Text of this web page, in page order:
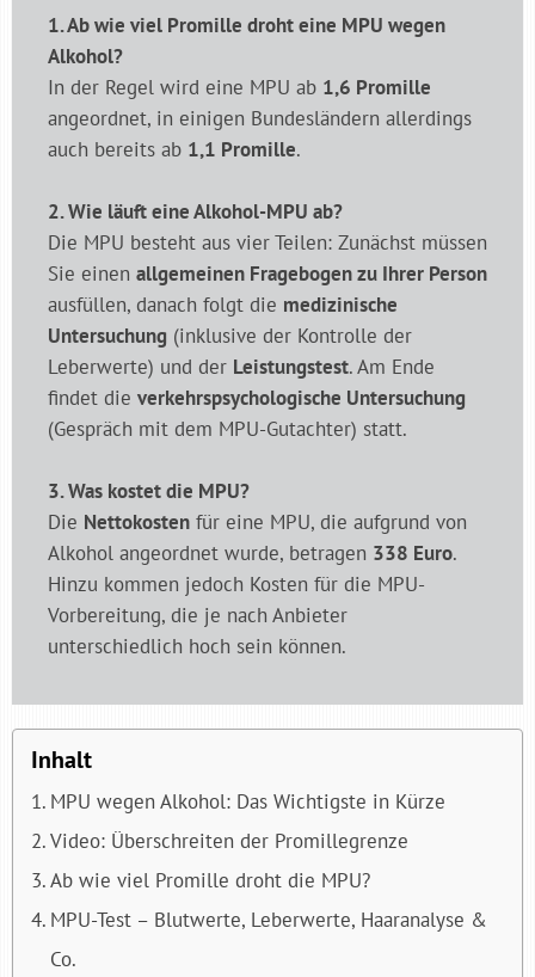
1. Ab wie viel Promille droht eine MPU wegen
Alkohol?
In der Regel wird eine MPU ab 1,6 Promille
angeordnet, in einigen Bundesländern allerdings
auch bereits ab 1,1 Promille.
2. Wie läuft eine Alkohol-MPU ab?
Die MPU besteht aus vier Teilen: Zunächst müssen
Sie einen allgemeinen Fragebogen zu Ihrer Person
ausfüllen, danach folgt die medizinische
Untersuchung (inklusive der Kontrolle der
Leberwerte) und der Leistungstest. Am Ende
findet die verkehrspsychologische Untersuchung
(Gespräch mit dem MPU-Gutachter) statt.
3. Was kostet die MPU?
Die Nettokosten für eine MPU, die aufgrund von
Alkohol angeordnet wurde, betragen 338 Euro.
Hinzu kommen jedoch Kosten für die MPU-
Vorbereitung, die je nach Anbieter
unterschiedlich hoch sein können.
Inhalt
MPU wegen Alkohol: Das Wichtigste in Kürze
Video: Überschreiten der Promillegrenze
Ab wie viel Promille droht die MPU?
MPU-Test – Blutwerte, Leberwerte, Haaranalyse &
Co.